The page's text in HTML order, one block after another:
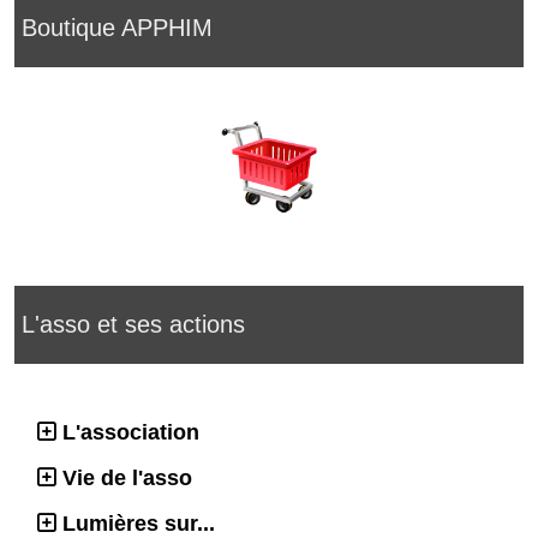
Boutique APPHIM
L'asso et ses actions
L'association
Vie de l'asso
Lumières sur...